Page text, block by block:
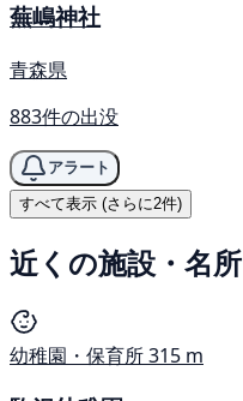
蕪嶋神社
青森県
883件の出没
アラート
すべて表示 (さらに2件)
近くの施設・名所
幼稚園・保育所315 m